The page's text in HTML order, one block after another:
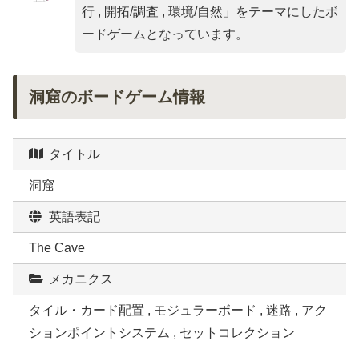
行 , 開拓/調査 , 環境/自然 」をテーマにしたボ
ードゲームとなっています。
洞窟のボードゲーム情報
タイトル
洞窟
英語表記
The Cave
メカニクス
タイル・カード配置 , モジュラーボード , 迷路 , アク
ションポイントシステム , セットコレクション